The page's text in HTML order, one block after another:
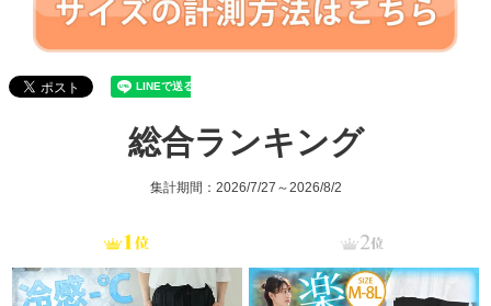
総合ランキング
集計期間：2026/7/27～2026/8/2